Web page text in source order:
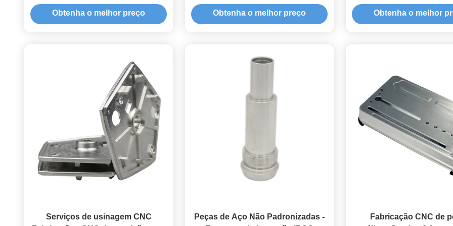
de Alta Precisão ±0,01 mm e
Soluções de Protótipos Rápidos
Obtenha o melhor preço
personalizadas e soluções de
máquinas CNC automotivas
Obtenha o melhor preço
±0,01mm para Alumínio
7075 e Usinagem em 5
Obtenha o melhor
Serviços de usinagem CNC
Peças de Aço Não Padronizadas -
Fabricação CNC de